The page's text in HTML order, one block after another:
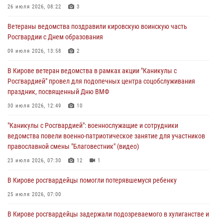
митинге в честь Дня воздушно-десантных войск
03 августа 2026, 08:45
магазина
02 августа 2026, 07:00
1 августа – День дежурной службы войск национальной гвардии
01 августа 2026, 09:39
26 июля 2026, 08:22 3
Ветераны ведомства поздравили кировскую воинскую часть
Росгвардии с Днем образования
09 июля 2026, 13:58 2
В Кирове ветеран ведомства в рамках акции "Каникулы с
Росгвардией" провел для подопечных центра соцобслуживания
праздник, посвященный Дню ВМФ
30 июля 2026, 12:49 10
"Каникулы с Росгвардией": военнослужащие и сотрудники
ведомства повели военно-патриотическое занятие для участников
православной смены "Благовестник" (видео)
23 июля 2026, 07:30 12 1
В Кирове росгвардейцы помогли потерявшемуся ребенку
25 июля 2026, 07:00
В Кирове росгвардейцы задержали подозреваемого в хулиганстве и